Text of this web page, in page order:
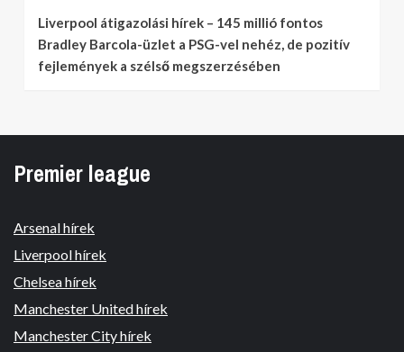
Liverpool átigazolási hírek – 145 millió fontos
Bradley Barcola-üzlet a PSG-vel nehéz, de pozitív
fejlemények a szélső megszerzésében
Premier league
Arsenal hírek
Liverpool hírek
Chelsea hírek
Manchester United hírek
Manchester City hírek